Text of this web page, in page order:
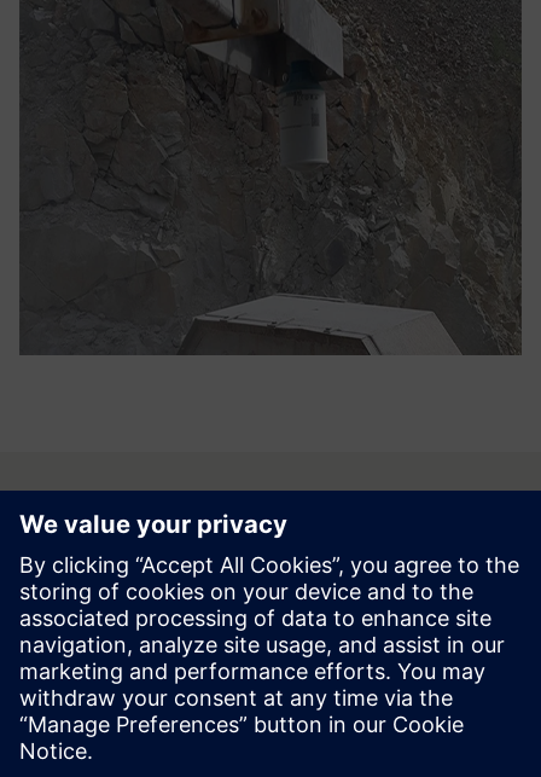
Partnerökoszisztéma
Több mint1,000 folyamatosan
bővülő kínálat
Míg a Siemens kiterjedt termékeket, megoldásokat és
szolgáltatásokat kínál, modellünk alapvető része a